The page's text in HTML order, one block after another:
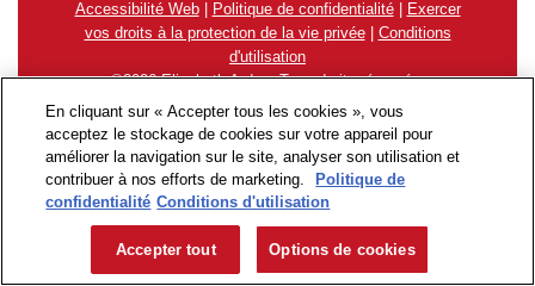
Accessibilité Web| Politique de confidentialité|
Exercer
vos droits à la protection de la vie privée| Conditions
d'utilisation
©2026 Elizabeth Arden. Tous droits réservés.
En cliquant sur « Accepter tous les cookies », vous
acceptez le stockage de cookies sur votre appareil pour
améliorer la navigation sur le site, analyser son utilisation et
contribuer à nos efforts de marketing.
Politique de
confidentialité Conditions d'utilisation
Options de cookies
Accepter tout